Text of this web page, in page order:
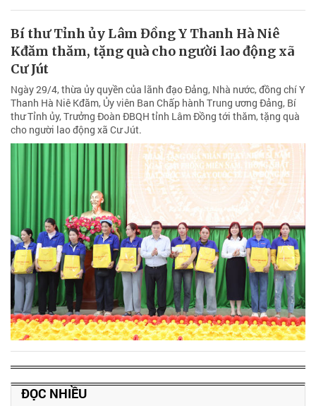
nhân dân lao động.
Bí thư Tỉnh ủy Lâm Đồng Y Thanh Hà Niê
Kđăm thăm, tặng quà cho người lao động xã
Cư Jút
Ngày 29/4, thừa ủy quyền của lãnh đạo Đảng, Nhà nước, đồng chí Y
Thanh Hà Niê Kđăm, Ủy viên Ban Chấp hành Trung ương Đảng, Bí
thư Tỉnh ủy, Trưởng Đoàn ĐBQH tỉnh Lâm Đồng tới thăm, tặng quà
cho người lao động xã Cư Jút.
ĐỌC NHIỀU